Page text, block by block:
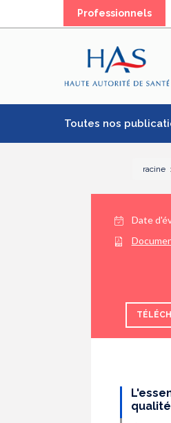
Professionnels
Toutes nos
racine
Date
qualité